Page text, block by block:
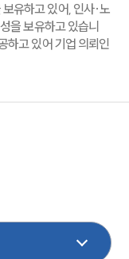
유하고 있어, 인사·노
을 보유하고 있습니
하고 있어 기업 의뢰인